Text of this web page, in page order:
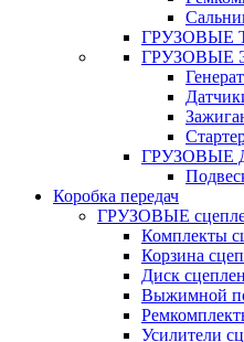
ГРУЗОВЫЕ
ГРУЗОВЫЕ
ГРУЗОВЫЕ
Коробка передач
ГРУЗОВЫЕ
Комплекты
Корзина
Диск
Выжимной
Усилители